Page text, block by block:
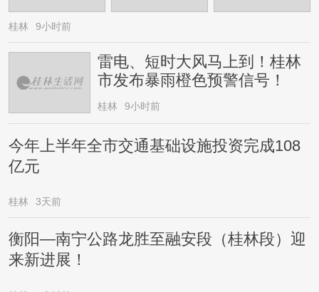
桂林 9小时前
雷电、短时大风马上到！桂林
市发布暴雨橙色预警信号！
桂林 9小时前
今年上半年全市交通基础设施投资完成108
亿元
桂林 3天前
衡阳—南宁公路龙胜至融安段（桂林段）迎
来新进展！